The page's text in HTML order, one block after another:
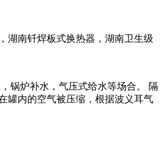
湖南钎焊板式换热器，湖南卫生级
锅炉补水，气压式给水等场合。 隔
罐内的空气被压缩，根据波义耳气